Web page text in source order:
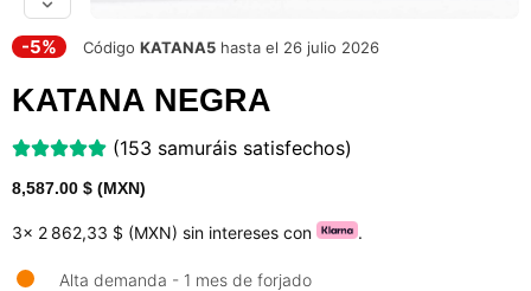
-5% Código KATANA5 hasta el 26 julio 2026
KATANA NEGRA
(153 samuráis satisfechos)
8,587.00 $ (MXN)
3x 2 862,33 $ (MXN) sin intereses con .
Alta demanda - 1 mes de forjado